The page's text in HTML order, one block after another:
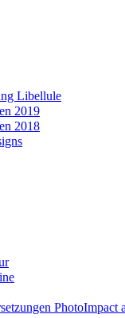
Libellule
2019
2018
PhotoImpact